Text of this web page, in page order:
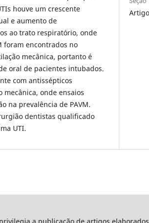
houve um crescente
e aumento de
ao trato respiratório, onde
foram encontrados no
mecânica, portanto é
oral de pacientes intubados.
com antissépticos
onde ensaios
na prevalência de PAVM.
dentistas qualificado
UTI.